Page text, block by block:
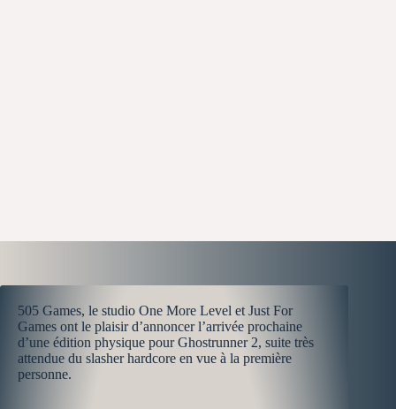
505 Games, le studio One More Level et Just For
Games ont le plaisir d’annoncer l’arrivée prochaine
d’une édition physique pour Ghostrunner 2, suite très
attendue du slasher hardcore en vue à la première
personne.